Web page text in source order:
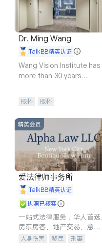
Dr. Ming Wang
iTalkBB精英认证
Wang Vision Institute has
more than 30 years
眼科 眼科
精英会员
爱法律师事务所
iTalkBB精英认证
执照已核实
一站式法律服务，华人首选.
房东房客、地产交易、意外
伤害、车祸重伤、商业诉
人身伤害 移民
刑事